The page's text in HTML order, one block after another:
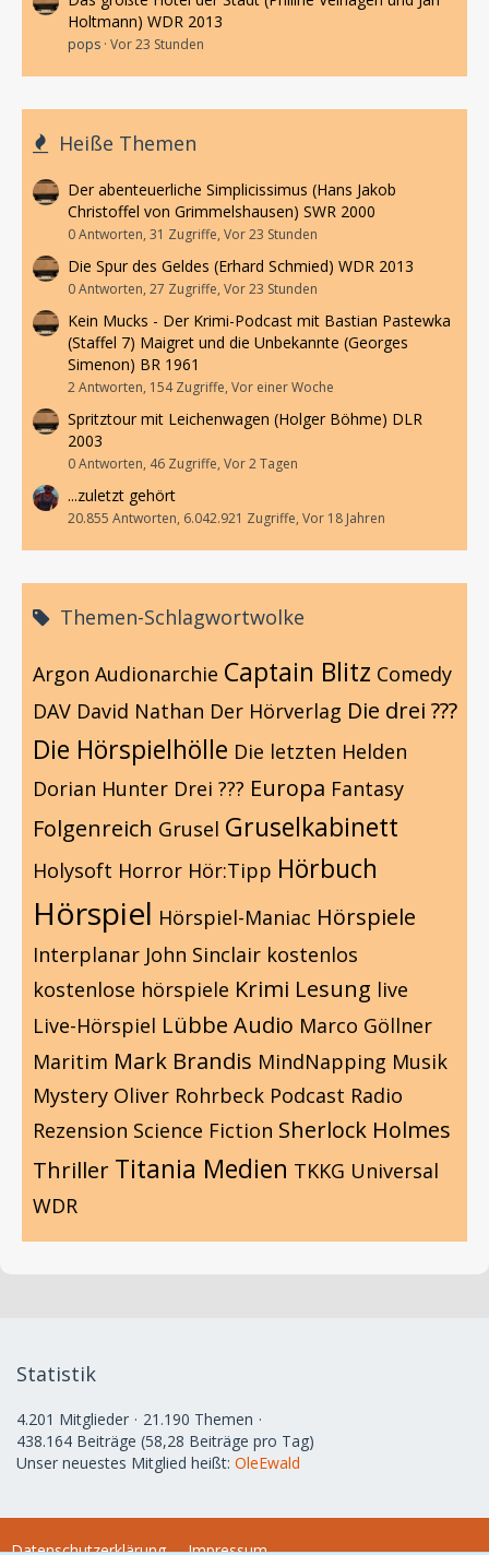
Holtmann) WDR 2013
pops Vor 23 Stunden
Heiße Themen
Der abenteuerliche Simplicissimus (Hans Jakob
Christoffel von Grimmelshausen) SWR 2000
0 Antworten, 31 Zugriffe, Vor 23 Stunden
Die Spur des Geldes (Erhard Schmied) WDR 2013
0 Antworten, 27 Zugriffe, Vor 23 Stunden
Kein Mucks - Der Krimi-Podcast mit Bastian Pastewka
(Staffel 7) Maigret und die Unbekannte (Georges
Simenon) BR 1961
2 Antworten, 154 Zugriffe, Vor einer Woche
Spritztour mit Leichenwagen (Holger Böhme) DLR
2003
0 Antworten, 46 Zugriffe, Vor 2 Tagen
...zuletzt gehört
20.855 Antworten, 6.042.921 Zugriffe, Vor 18 Jahren
Themen-Schlagwortwolke
Argon Audionarchie Captain Blitz Comedy
DAV David Nathan Der Hörverlag Die drei ???
Die Hörspielhölle Die letzten Helden
Dorian Hunter Drei ??? Europa Fantasy
Folgenreich Grusel Gruselkabinett
Holysoft Horror Hör:Tipp Hörbuch
Hörspiel Hörspiel-Maniac Hörspiele
Interplanar John Sinclair kostenlos
kostenlose hörspiele Krimi Lesung live
Live-Hörspiel Lübbe Audio Marco Göllner
Maritim Mark Brandis MindNapping Musik
Mystery Oliver Rohrbeck Podcast Radio
Rezension Science Fiction Sherlock Holmes
Thriller Titania Medien TKKG Universal
WDR
Statistik
4.201 Mitglieder
21.190 Themen
438.164 Beiträge (58,28 Beiträge pro Tag)
Unser neuestes Mitglied heißt: OleEwald
Datenschutzerklärung Impressum